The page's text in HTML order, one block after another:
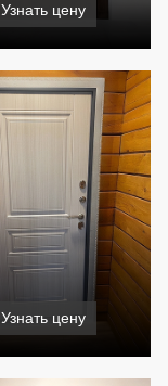
Узнать цену
Узнать цену